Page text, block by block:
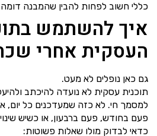
כללי חשוב לפחות להבין שהמבנה
איך להשתמש
העסקית אחרי
גם כאן נופלים לא מעט.
תוכנית עסקית לא נועדה להיכתב
למסמך חי. לא כזה שמעדכנים כל יום,
פעם בחודש, פעם ברבעון, או כשיש
כדאי לבדוק מולו שאלות פשוטות: